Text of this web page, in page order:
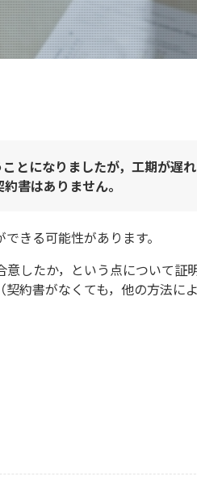
とになりましたが，工期が遅
書はありません。
きる可能性があります。
したか，という点について証
約書がなくても，他の方法に